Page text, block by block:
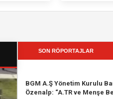
SON RÖPORTAJLAR
BGM A.Ş Yönetim Kurulu
Özenalp: “A.TR ve Menşe